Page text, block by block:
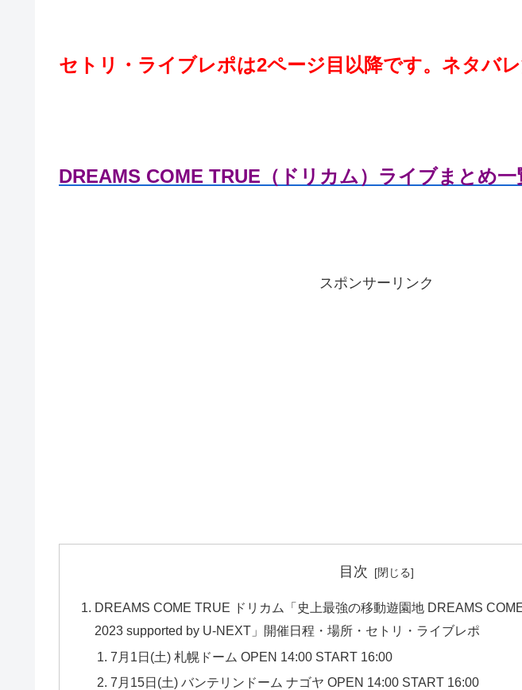
セトリ・ライブレポは2ページ目以降です。ネタバレ
DREAMS COME TRUE（ドリカム）ライブまとめ一
スポンサーリンク
目次
DREAMS COME TRUE ドリカム「史上最強の移動遊園地 DREAMS
2023 supported by U-NEXT」開催日程・場所・セトリ・ライブレポ
7月1日(土) 札幌ドーム OPEN 14:00 START 16:00
7月15日(土) バンテリンドーム ナゴヤ OPEN 14:00 START 16:00